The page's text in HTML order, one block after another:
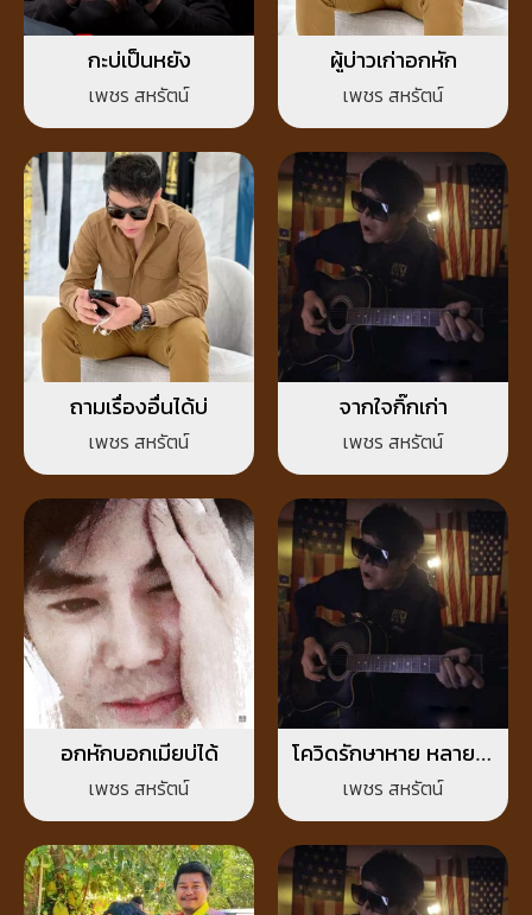
กะบ่เป็นหยัง
เพชร สหรัตน์
ผู้บ่าวเก่าอกหัก
เพชร สหรัตน์
ถามเรื่องอื่นได้บ่
เพชร สหรัตน์
จากใจกิ๊กเก่า
เพชร สหรัตน์
อกหักบอกเมียบ่ได้
เพชร สหรัตน์
โควิดรักษาหาย หลายใจ
รักษายาก
เพชร สหรัตน์